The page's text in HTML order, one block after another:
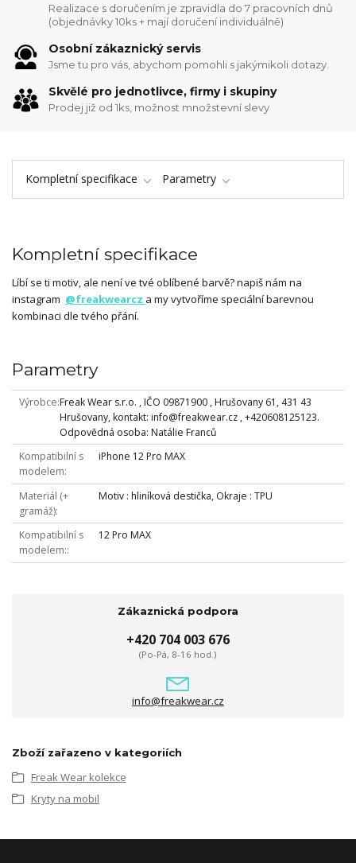
Realizace s doručením je zpravidla do 7 pracovních dnů
(objednávky 10ks + mají doručení individuálně)
Osobní zákaznický servis
Jsme tu pro vás, abychom pomohli s jakýmikoli dotazy.
Skvělé pro jednotlivce, firmy i skupiny
Prodej již od 1ks, možnost množstevní slevy
Kompletní specifikace Parametry
Kompletní specifikace
Líbí se ti motiv, ale není ve tvé oblíbené barvě? napiš nám na
instagram @freakwearcz a my vytvoříme speciální barevnou
kombinaci dle tvého přání.
Parametry
Výrobce Freak Wear s.r.o. , IČO 09871900 , Hrušovany 61, 431 43
Hrušovany, kontakt: info@freakwear.cz , +420608125123.
Odpovědná osoba: Natálie Franců
Kompatibilní s
modelem
iPhone 12 Pro MAX
Materiál (+
gramáž)
Motiv : hliníková destička, Okraje : TPU
Kompatibilní s
modelem:
12 Pro MAX
Zákaznická podpora
+420 704 003 676
(Po-Pá, 8-16 hod.)
info@freakwear.cz
Zboží zařazeno v kategoriích
Freak Wear kolekce
Kryty na mobil